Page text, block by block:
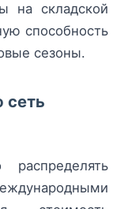
на складской
способность
сезоны.
сеть
распределять